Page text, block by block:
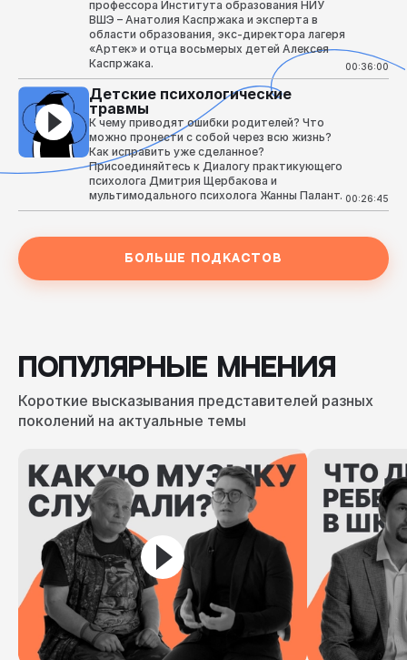
профессора Института образования НИУ
ВШЭ – Анатолия Каспржака и эксперта в
области образования, экс-директора лагеря
«Артек» и отца восьмерых детей Алексея
Каспржака.
00:36:00
Детские психологические
травмы
К чему приводят ошибки родителей? Что
можно пронести с собой через всю жизнь?
Как исправить уже сделанное?
Присоединяйтесь к Диалогу практикующего
психолога Дмитрия Щербакова и
мультимодального психолога Жанны Палант. 00:26:45
Больше подкастов
ПОПУЛЯРНЫЕ МНЕНИЯ
Короткие высказывания представителей разных
поколений на актуальные темы